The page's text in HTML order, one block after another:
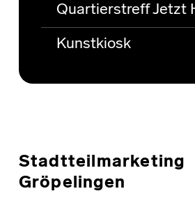
Quartierstreff Jetzt
Kunstkiosk
Stadtteilmarketing
Gröpelingen